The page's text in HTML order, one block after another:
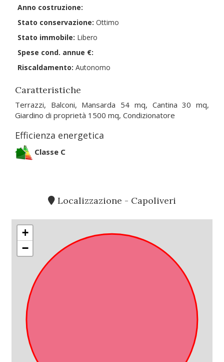
Anno costruzione:
Stato conservazione: Ottimo
Stato immobile: Libero
Spese cond. annue €:
Riscaldamento: Autonomo
Caratteristiche
Terrazzi, Balconi, Mansarda 54 mq, Cantina 30 mq,
Giardino di proprietà 1500 mq, Condizionatore
Efficienza energetica
Classe C
Localizzazione - Capoliveri